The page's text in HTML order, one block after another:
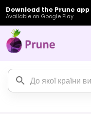
Download the Prune app
Available on Google Play